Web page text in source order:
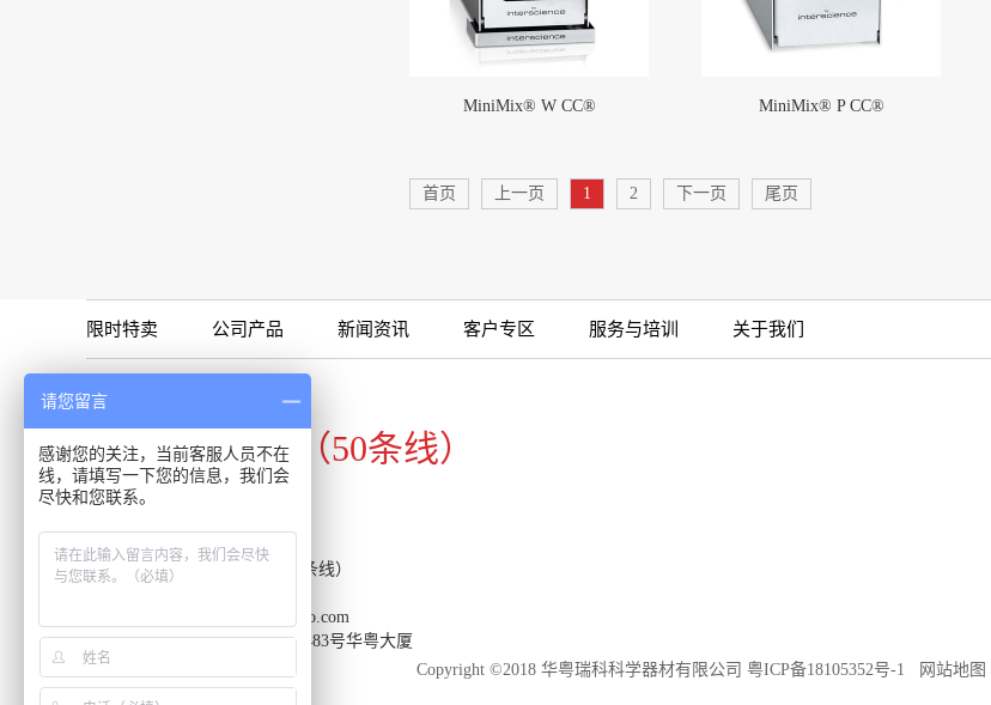
MiniMix® W CC® MiniMix® P CC®
首页 上一页 1 2 下一页 尾页
限时特卖 公司产品 新闻资讯 客户专区 服务与培训 关于我们
咨询专线
020-34821111（50条线）
客服热线：020-34821111（50条线）
邮箱：support-reacon@huayueco.com
地址：广州市番禺区兴南大道483号华粤大厦
Copyright ©2018 华粤瑞科科学器材有限公司 粤ICP备18105352号-1 网站地图
请您留言
感谢您的关注，当前客服人员不在
线，请填写一下您的信息，我们会
尽快和您联系。